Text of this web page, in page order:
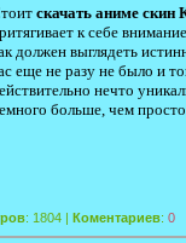
скачать аниме скин
к себе
должен выглядеть
еще не разу не было и
нечто
больше, чем
: 1804 | Коментариев: 0